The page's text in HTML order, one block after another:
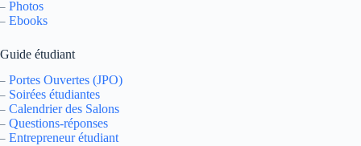
– Photos
– Ebooks
Guide étudiant
– Portes Ouvertes (JPO)
– Soirées étudiantes
– Calendrier des Salons
– Questions-réponses
– Entrepreneur étudiant